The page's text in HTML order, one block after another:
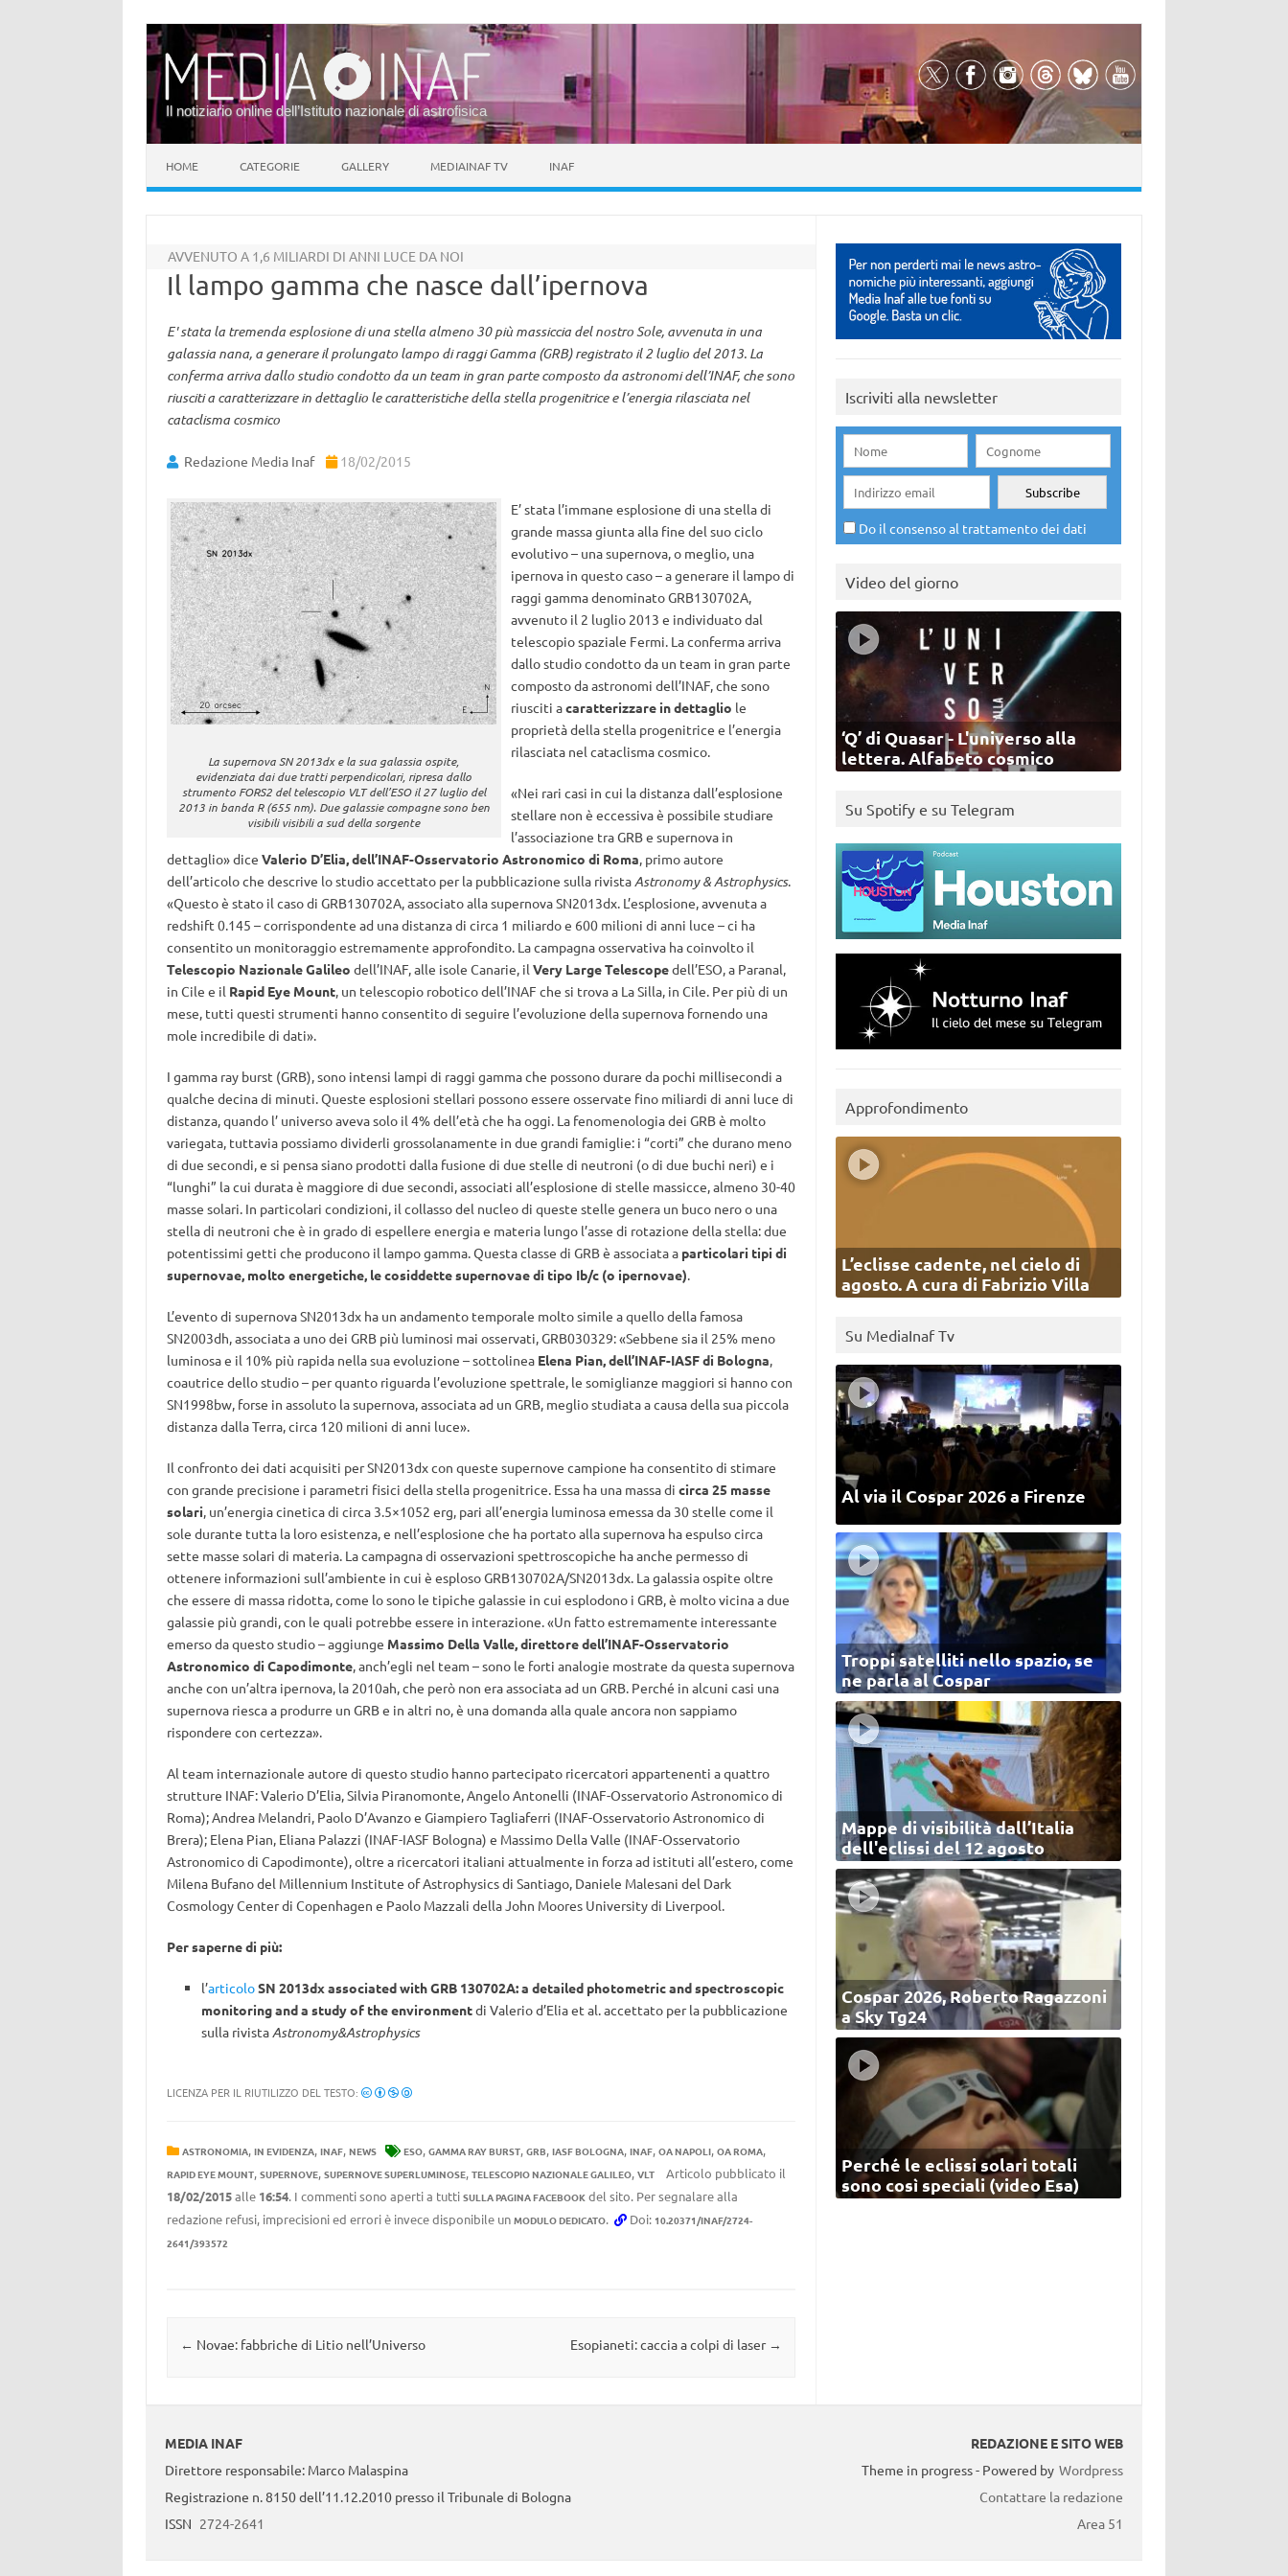
Il notiziario online dell’Istituto nazionale di astrofisica
HOME CATEGORIE GALLERY MEDIAINAF TV INAF
AVVENUTO A 1,6 MILIARDI DI ANNI LUCE DA NOI
Il lampo gamma che nasce dall’ipernova
E' stata la tremenda esplosione di una stella almeno 30 più massiccia del nostro Sole, avvenuta in una
galassia nana, a generare il prolungato lampo di raggi Gamma (GRB) registrato il 2 luglio del 2013. La
conferma arriva dallo studio condotto da un team in gran parte composto da astronomi dell’INAF, che sono
riusciti a caratterizzare in dettaglio le caratteristiche della stella progenitrice e l’energia rilasciata nel
cataclisma cosmico
Redazione Media Inaf 18/02/2015
La supernova SN 2013dx e la sua galassia ospite,
evidenziata dai due tratti perpendicolari, ripresa dallo
strumento FORS2 del telescopio VLT dell’ESO il 27 luglio del
2013 in banda R (655 nm). Due galassie compagne sono ben
visibili visibili a sud della sorgente
E’ stata l’immane esplosione di una stella di
grande massa giunta alla fine del suo ciclo
evolutivo – una supernova, o meglio, una
ipernova in questo caso – a generare il lampo di
raggi gamma denominato GRB130702A,
avvenuto il 2 luglio 2013 e individuato dal
telescopio spaziale Fermi. La conferma arriva
dallo studio condotto da un team in gran parte
composto da astronomi dell’INAF, che sono
riusciti acaratterizzare in dettaglio le
proprietà della stella progenitrice e l’energia
rilasciata nel cataclisma cosmico.
«Nei rari casi in cui la distanza dall’esplosione
stellare non è eccessiva è possibile studiare
l’associazione tra GRB e supernova in
dettaglio» dice Valerio D’Elia, dell’INAF-Osservatorio Astronomico di Roma, primo autore
dell’articolo che descrive lo studio accettato per la pubblicazione sulla rivistaAstronomy & Astrophysics.
«Questo è stato il caso di GRB130702A, associato alla supernova SN2013dx. L’esplosione, avvenuta a
redshift 0.145 – corrispondente ad una distanza di circa 1 miliardo e 600 milioni di anni luce – ci ha
consentito un monitoraggio estremamente approfondito. La campagna osservativa ha coinvolto il
Telescopio Nazionale Galileo dell’INAF, alle isole Canarie, il Very Large Telescopedell’ESO, a Paranal,
in Cile e il Rapid Eye Mount, un telescopio robotico dell’INAF che si trova a La Silla, in Cile. Per più di un
mese, tutti questi strumenti hanno consentito di seguire l’evoluzione della supernova fornendo una
mole incredibile di dati».
I gamma ray burst (GRB), sono intensi lampi di raggi gamma che possono durare da pochi millisecondi a
qualche decina di minuti. Queste esplosioni stellari possono essere osservate fino miliardi di anni luce di
distanza, quando l’ universo aveva solo il 4% dell’età che ha oggi. La fenomenologia dei GRB è molto
variegata, tuttavia possiamo dividerli grossolanamente in due grandi famiglie: i “corti” che durano meno
di due secondi, e si pensa siano prodotti dalla fusione di due stelle di neutroni (o di due buchi neri) e i
“lunghi” la cui durata è maggiore di due secondi, associati all’esplosione di stelle massicce, almeno 30-40
masse solari. In particolari condizioni, il collasso del nucleo di queste stelle genera un buco nero o una
stella di neutroni che è in grado di espellere energia e materia lungo l’asse di rotazione della stella: due
potentissimi getti che producono il lampo gamma. Questa classe di GRB è associata aparticolari tipi di
supernovae, molto energetiche, le cosiddette supernovae di tipo Ib/c (o ipernovae).
L’evento di supernova SN2013dx ha un andamento temporale molto simile a quello della famosa
SN2003dh, associata a uno dei GRB più luminosi mai osservati, GRB030329: «Sebbene sia il 25% meno
luminosa e il 10% più rapida nella sua evoluzione – sottolinea Elena Pian, dell’INAF-IASF di Bologna,
coautrice dello studio – per quanto riguarda l’evoluzione spettrale, le somiglianze maggiori si hanno con
SN1998bw, forse in assoluto la supernova, associata ad un GRB, meglio studiata a causa della sua piccola
distanza dalla Terra, circa 120 milioni di anni luce».
Il confronto dei dati acquisiti per SN2013dx con queste supernove campione ha consentito di stimare
con grande precisione i parametri fisici della stella progenitrice. Essa ha una massa di circa 25 masse
solari, un’energia cinetica di circa 3.5×1052 erg, pari all’energia luminosa emessa da 30 stelle come il
sole durante tutta la loro esistenza, e nell’esplosione che ha portato alla supernova ha espulso circa
sette masse solari di materia. La campagna di osservazioni spettroscopiche ha anche permesso di
ottenere informazioni sull’ambiente in cui è esploso GRB130702A/SN2013dx. La galassia ospite oltre
che essere di massa ridotta, come lo sono le tipiche galassie in cui esplodono i GRB, è molto vicina a due
galassie più grandi, con le quali potrebbe essere in interazione. «Un fatto estremamente interessante
emerso da questo studio – aggiunge Massimo Della Valle, direttore dell’INAF-Osservatorio
Astronomico di Capodimonte, anch’egli nel team – sono le forti analogie mostrate da questa supernova
anche con un’altra ipernova, la 2010ah, che però non era associata ad un GRB. Perché in alcuni casi una
supernova riesca a produrre un GRB e in altri no, è una domanda alla quale ancora non sappiamo
rispondere con certezza».
Al team internazionale autore di questo studio hanno partecipato ricercatori appartenenti a quattro
strutture INAF: Valerio D’Elia, Silvia Piranomonte, Angelo Antonelli (INAF-Osservatorio Astronomico di
Roma); Andrea Melandri, Paolo D’Avanzo e Giampiero Tagliaferri (INAF-Osservatorio Astronomico di
Brera); Elena Pian, Eliana Palazzi (INAF-IASF Bologna) e Massimo Della Valle (INAF-Osservatorio
Astronomico di Capodimonte), oltre a ricercatori italiani attualmente in forza ad istituti all’estero, come
Milena Bufano del Millennium Institute of Astrophysics di Santiago, Daniele Malesani del Dark
Cosmology Center di Copenhagen e Paolo Mazzali della John Moores University di Liverpool.
Per saperne di più:
l’articoloSN 2013dx associated with GRB 130702A: a detailed photometric and spectroscopic
monitoring and a study of the environmentdi Valerio d’Elia et al. accettato per la pubblicazione
sulla rivistaAstronomy&Astrophysics
LICENZA PER IL RIUTILIZZO DEL TESTO:
ASTRONOMIA, IN EVIDENZA, INAF, NEWS ESO, GAMMA RAY BURST, GRB, IASF BOLOGNA, INAF, OA NAPOLI, OA ROMA,
RAPID EYE MOUNT, SUPERNOVE, SUPERNOVE SUPERLUMINOSE, TELESCOPIO NAZIONALE GALILEO, VLT
Articolo pubblicato il
18/02/2015alle 16:54. I commenti sono aperti a tutti SULLA PAGINA FACEBOOKdel sito. Per segnalare alla
redazione refusi, imprecisioni ed errori è invece disponibile un MODULO DEDICATO. Doi: 10.20371/INAF/2724-
2641/393572
Navigazione articolo
← Novae: fabbriche di Litio nell’Universo Esopianeti: caccia a colpi di laser →
Iscriviti alla newsletter
Do il consenso al trattamento dei dati
Video del giorno
‘Q’ di Quasar - L'universo alla
lettera. Alfabeto cosmico
Su Spotify e su Telegram
Approfondimento
L’eclisse cadente, nel cielo di
agosto. A cura di Fabrizio Villa
Su MediaInaf Tv
Al via il Cospar 2026 a Firenze
Troppi satelliti nello spazio, se
ne parla al Cospar
Mappe di visibilità dall’Italia
dell'eclissi del 12 agosto
Cospar 2026, Roberto Ragazzoni
a Sky Tg24
Perché le eclissi solari totali
sono così speciali (video Esa)
MEDIA INAF
Direttore responsabile: Marco Malaspina
Registrazione n. 8150 dell’11.12.2010 presso il Tribunale di Bologna
ISSN 2724-2641
REDAZIONE E SITO WEB
Theme in progress - Powered by Wordpress
Contattare la redazione
Area 51